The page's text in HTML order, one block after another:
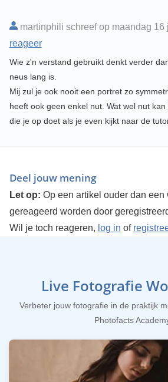
martinphili schreef op maandag 16
reageer
Wie z'n verstand gebruikt denkt verder
neus lang is.
Mij zul je ook nooit een portret zo
heeft ook geen enkel nut. Wat wel nut
die je op doet als je even kijkt naar de
Deel jouw mening
Let op: Op een artikel ouder dan een
gereageerd worden door
Wil je toch reageren, log in of
Live Fotografie
Verbeter jouw fotografie in de praktijk
Photofacts